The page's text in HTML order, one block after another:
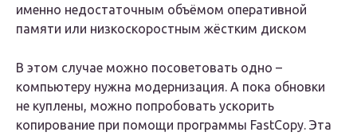
именно недостаточным объёмом оперативной
памяти или низкоскоростным жёстким диском
В этом случае можно посоветовать одно –
компьютеру нужна модернизация. А пока обновки
не куплены, можно попробовать ускорить
копирование при помощи программы FastCopy. Эта